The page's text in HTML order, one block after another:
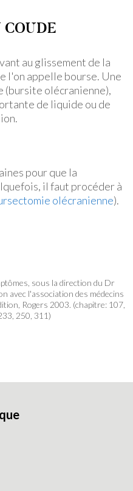
au glissement de la
l'on appelle bourse. Une
(bursite olécranienne),
de liquide ou de
pour que la
il faut procéder à
olécranienne).
sous la direction du Dr
avec l'association des médecins
Rogers 2003. (chapitre: 107,
250, 311)